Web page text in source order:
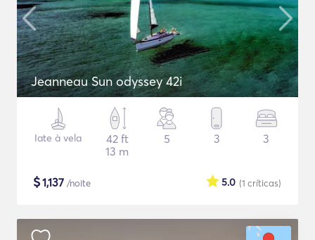
Jeanneau Sun odyssey 42i
Iate à vela
42 ft
13 m
5 3 3
$1,137 /noite (1 críticas)
5.0